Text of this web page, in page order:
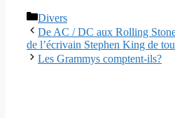
Catégories
Divers
De AC / DC aux Rolling
de l’écrivain Stephen King de
Les Grammys comptent-ils?